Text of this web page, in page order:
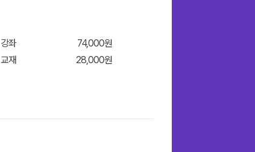
강좌
74,000원
교재
28,000원